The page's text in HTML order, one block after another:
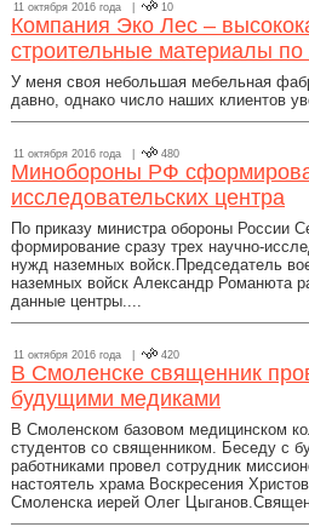
11 октября 2016 года | 10
Компания Эко Лес –
строительные материалы
У меня своя небольшая мебельная
давно, однако число наших клиентов
11 октября 2016 года | 480
Минобороны РФ
исследовательских центра
По приказу министра обороны России
формирование сразу трех научно-
нужд наземных войск.Председатель
наземных войск Александр Романюта
данные центры....
11 октября 2016 года | 420
В Смоленске священник
будущими медиками
В Смоленском базовом медицинском
студентов со священником. Беседу с
работниками провел сотрудник
настоятель храма Воскресения
Смоленска иерей Олег